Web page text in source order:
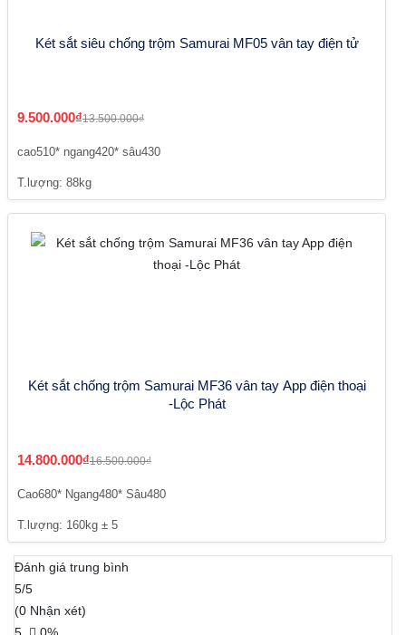
Két sắt siêu chống trộm Samurai MF05 vân tay điện tử
9.500.000₫13.500.000₫
cao510* ngang420* sâu430
T.lượng: 88kg
Két sắt chống trộm Samurai MF36 vân tay App điện thoại
-Lộc Phát
14.800.000₫16.500.000₫
Cao680* Ngang480* Sâu480
T.lượng: 160kg ± 5
Đánh giá trung bình
5/5
(0 Nhận xét)